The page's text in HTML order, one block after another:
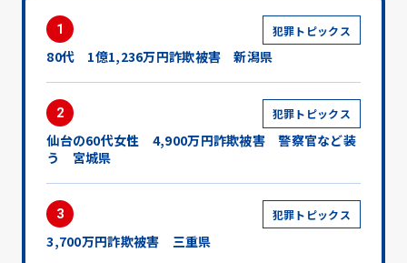
1 犯罪トピックス
80代 1億1,236万円詐欺被害 新潟県
2 犯罪トピックス
仙台の60代女性 4,900万円詐欺被害 警察官など装
う 宮城県
3 犯罪トピックス
3,700万円詐欺被害 三重県